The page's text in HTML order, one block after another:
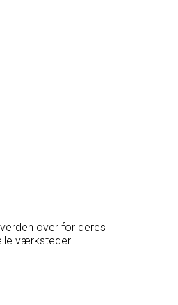
over for deres
værksteder.